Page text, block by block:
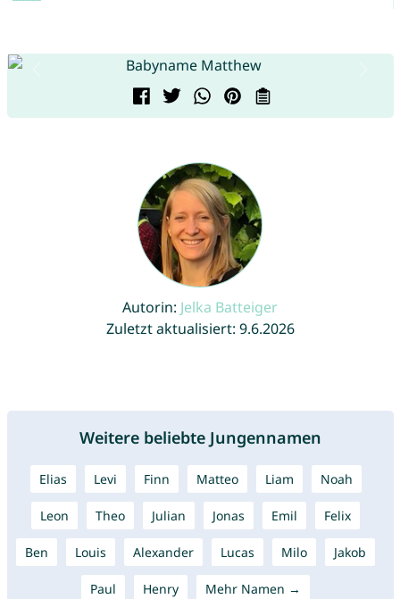
Autorin: Jelka Batteiger
Zuletzt aktualisiert: 9.6.2026
Weitere beliebte Jungennamen
Elias Levi Finn Matteo Liam Noah
Leon Theo Julian Jonas Emil Felix
Ben Louis Alexander Lucas Milo Jakob
Paul Henry Mehr Namen →